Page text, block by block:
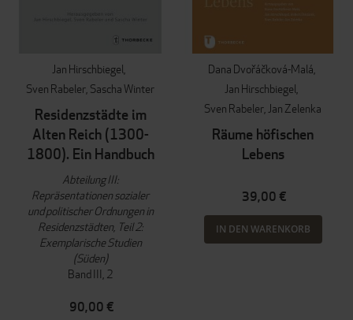
Jan Hirschbiegel
Sven Rabeler Sascha Winter
Residenzstädte im
Alten Reich (1300-
1800). Ein Handbuch
Abteilung III:
Repräsentationen sozialer
und politischer Ordnungen in
Residenzstädten, Teil 2:
Exemplarische Studien
(Süden)
Band III, 2
90,00 €
Dana Dvořáčková-Malá
Jan Hirschbiegel
Sven Rabeler Jan Zelenka
Räume höfischen
Lebens
39,00 €
IN DEN WARENKORB